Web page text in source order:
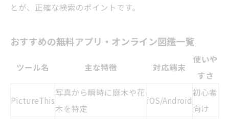
とが、正確な検索のポイントです。
おすすめの無料アプリ・オンライン図鑑一覧
ツール名 主な特徴 対応端末
使いや
すさ
PictureThis
写真から瞬時に庭木や花
木を特定
iOS/Android
初心者
向け